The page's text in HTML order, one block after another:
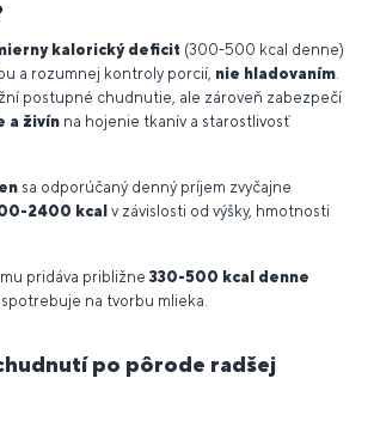
kalorický deficit (300-500 kcal denne)
a rozumnej kontroly porcií, nie hladovaním
postupné chudnutie, ale zároveň zabezpečí
a živín na hojenie tkanív a starostlivosť
sa odporúčaný denný príjem zvyčajne
2400 kcal v závislosti od výšky, hmotnosti
pridáva približne330-500 kcal denne
spotrebuje na tvorbu mlieka.
po pôrode radšej